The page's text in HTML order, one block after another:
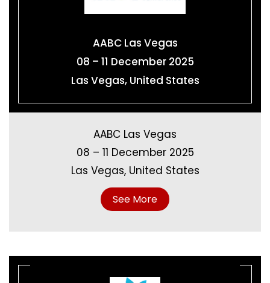
AABC Las Vegas
08 – 11 December 2025
Las Vegas, United States
AABC Las Vegas
08 – 11 December 2025
Las Vegas, United States
See More